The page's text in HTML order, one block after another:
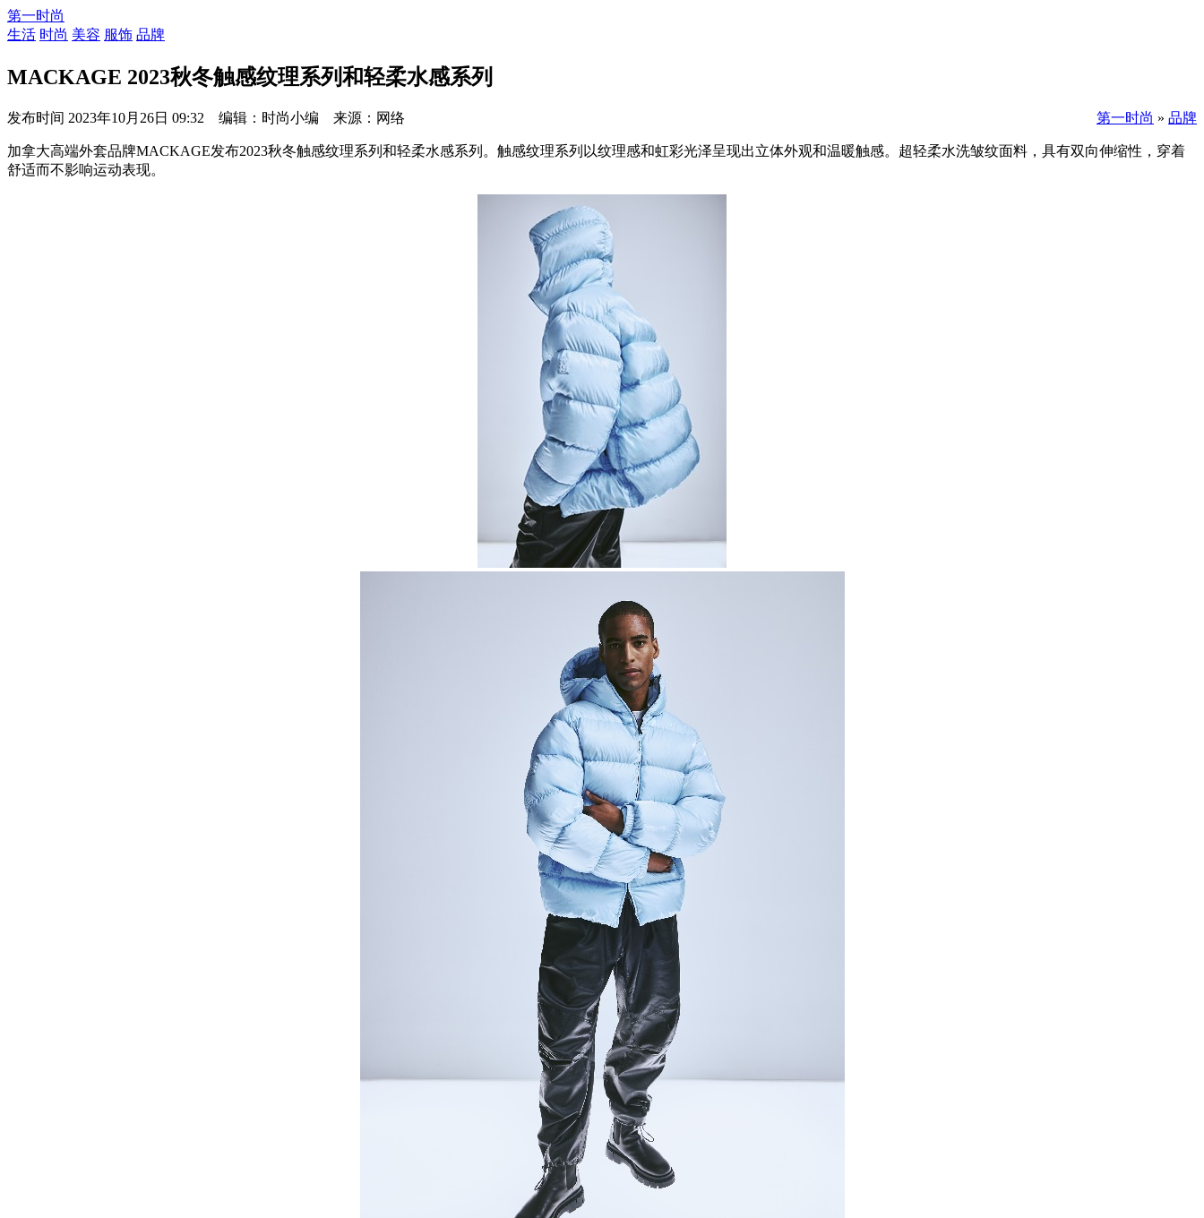
第一时尚
生活 时尚 美容 服饰 品牌
MACKAGE 2023秋冬触感纹理系列和轻柔水感系列
发布时间 2023年10月26日 09:32 编辑：时尚小编 来源：网络 第一时尚 » 品牌
加拿大高端外套品牌MACKAGE发布2023秋冬触感纹理系列和轻柔水感系列。触感纹理系列以纹理感和虹彩光泽呈现出立体外观和温暖触感。超轻柔水洗皱纹面料，具有双向伸缩性，穿着
舒适而不影响运动表现。